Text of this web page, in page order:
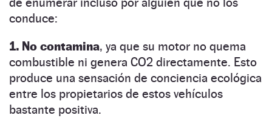
conduce:
1. No contamina, ya que su motor no quema
combustible ni genera CO2 directamente. Esto
produce una sensación de conciencia ecológica
entre los propietarios de estos vehículos
bastante positiva.